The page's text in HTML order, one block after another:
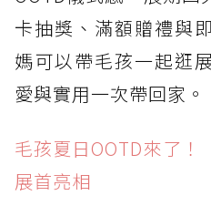
卡抽獎、滿額贈禮與
媽可以帶毛孩一起逛
愛與實用一次帶回家。
毛孩夏日OOTD來了
展首亮相